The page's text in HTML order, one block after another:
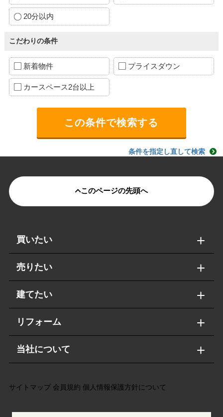
20分以内
こだわりの条件
新着物件 プライスダウン
カースペース2台以上
条件を指定し直して検索
このページの先頭へ
買いたい
売りたい
建てたい
リフォーム
当社について
サイトマップ 会員規約 個人情報保護方針について